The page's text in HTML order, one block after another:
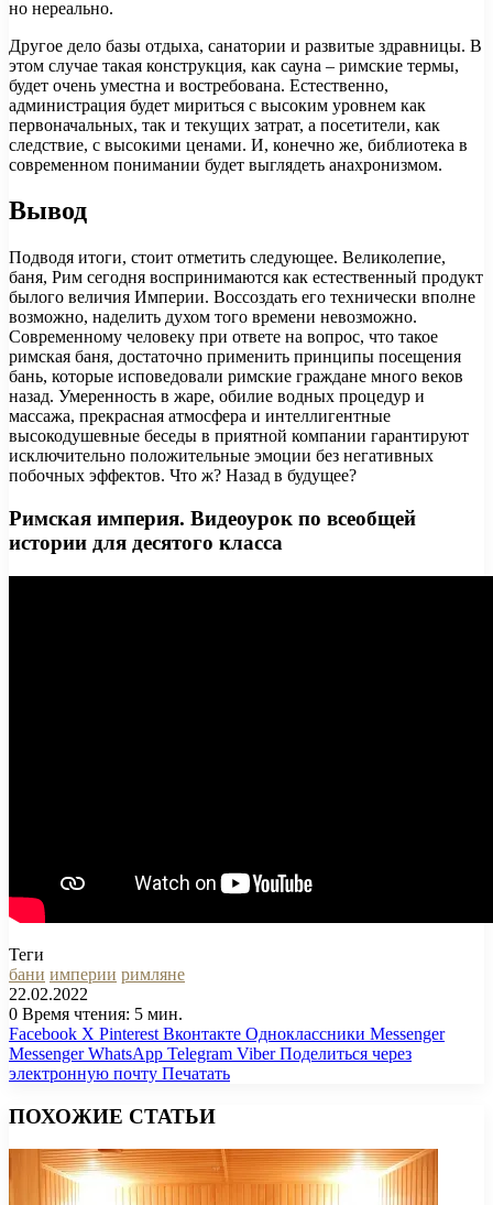
но нереально.
Другое дело базы отдыха, санатории и развитые здравницы. В
этом случае такая конструкция, как сауна – римские термы,
будет очень уместна и востребована. Естественно,
администрация будет мириться с высоким уровнем как
первоначальных, так и текущих затрат, а посетители, как
следствие, с высокими ценами. И, конечно же, библиотека в
современном понимании будет выглядеть анахронизмом.
Вывод
Подводя итоги, стоит отметить следующее. Великолепие,
баня, Рим сегодня воспринимаются как естественный продукт
былого величия Империи. Воссоздать его технически вполне
возможно, наделить духом того времени невозможно.
Современному человеку при ответе на вопрос, что такое
римская баня, достаточно применить принципы посещения
бань, которые исповедовали римские граждане много веков
назад. Умеренность в жаре, обилие водных процедур и
массажа, прекрасная атмосфера и интеллигентные
высокодушевные беседы в приятной компании гарантируют
исключительно положительные эмоции без негативных
побочных эффектов. Что ж? Назад в будущее?
Римская империя. Видеоурок по всеобщей
истории для десятого класса
Теги
бани империи римляне
22.02.2022
0 Время чтения: 5 мин.
Facebook X Pinterest Вконтакте Одноклассники Messenger
Messenger WhatsApp Telegram Viber Поделиться через
электронную почту Печатать
ПОХОЖИЕ СТАТЬИ